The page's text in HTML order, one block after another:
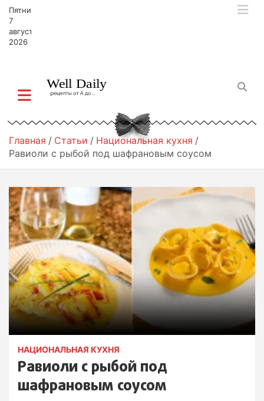
Пятница,
7
августа,
2026
Главная Статьи
Национальная кухня
Равиоли с рыбой под шафрановым соусом
НАЦИОНАЛЬНАЯ КУХНЯ
Равиоли с рыбой под
шафрановым соусом